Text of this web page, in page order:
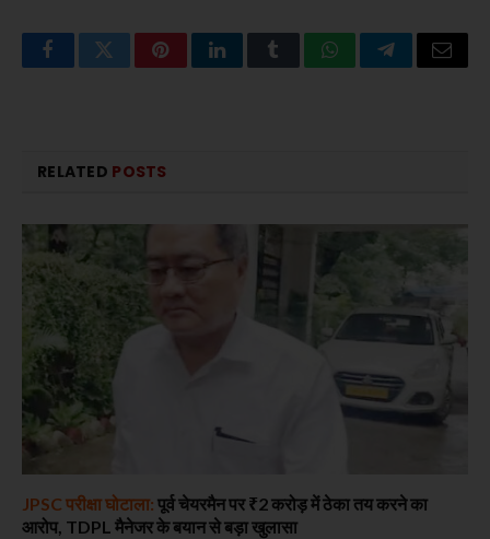
FacebookTwitterPinterestLinkedInTumblrWhatsAppTelegramEmail
RELATED POSTS
JPSC परीक्षा घोटाला: पूर्व चेयरमैन पर ₹2 करोड़ में ठेका तय करने का
आरोप, TDPL मैनेजर के बयान से बड़ा खुलासा